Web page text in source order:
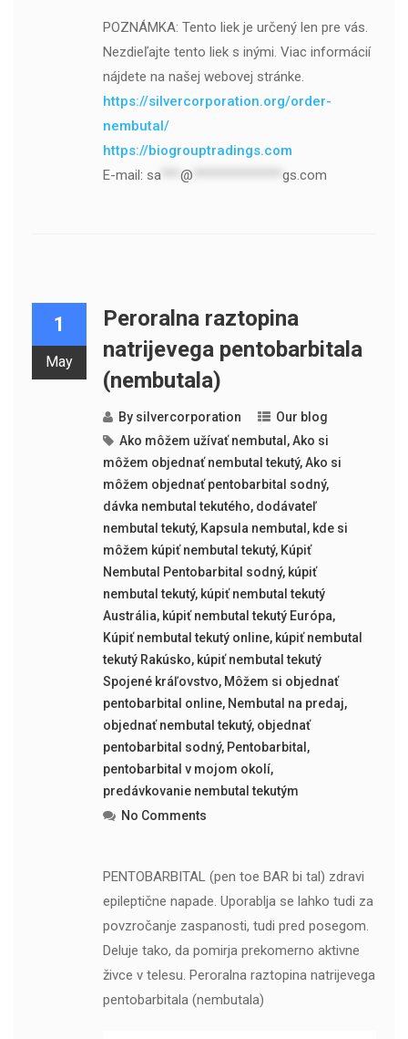
POZNÁMKA: Tento liek je určený len pre vás.
Nezdieľajte tento liek s inými. Viac informácií
nájdete na našej webovej stránke.
https://silvercorporation.org/order-
nembutal/
https://biogrouptradings.com
E-mail: sa*** @ gs.com
1
May
Peroralna raztopina
natrijevega pentobarbitala
(nembutala)
By silvercorporation
Our blog
Ako môžem užívať nembutal ,Ako si
môžem objednať nembutal tekutý,Ako si
môžem objednať pentobarbital sodný,
dávka nembutal tekutého, dodávateľ
nembutal tekutý, Kapsula nembutal , kde si
môžem kúpiť nembutal tekutý, Kúpiť
Nembutal Pentobarbital sodný, kúpiť
nembutal tekutý, kúpiť nembutal tekutý
Austrália, kúpiť nembutal tekutý Európa,
Kúpiť nembutal tekutý online, kúpiť nembutal
tekutý Rakúsko, kúpiť nembutal tekutý
Spojené kráľovstvo, Môžem si objednať
pentobarbital online, Nembutal na predaj,
objednať nembutal tekutý, objednať
pentobarbital sodný, Pentobarbital ,
pentobarbital v mojom okolí,
predávkovanie nembutal tekutým
No Comments
PENTOBARBITAL (pen toe BAR bi tal) zdravi
epileptične napade. Uporablja se lahko tudi za
povzročanje zaspanosti, tudi pred posegom.
Deluje tako, da pomirja prekomerno aktivne
živce v telesu. Peroralna raztopina natrijevega
pentobarbitala (nembutala)